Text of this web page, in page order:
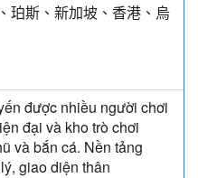
珀斯、新加坡、香港、烏
được nhiều người chơi
đại và kho trò chơi
và bắn cá. Nền tảng
giao diện thân